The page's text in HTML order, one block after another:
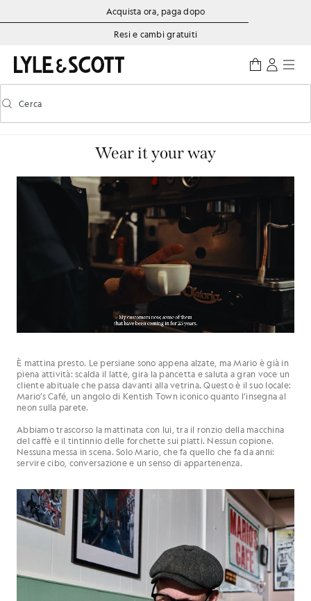
Vai al contenuto principale
Informazioni sull'accessibilitàAcquista ora, paga dopo
Resi e cambi gratuiti
Attiva/disattiva la ricerca predittiva
Cerca
Wear it your way
È mattina presto. Le persiane sono appena alzate, ma Mario è già in
piena attività: scalda il latte, gira la pancetta e saluta a gran voce un
cliente abituale che passa davanti alla vetrina. Questo è il suo locale:
Mario’s Café, un angolo di Kentish Town iconico quanto l’insegna al
neon sulla parete.
Abbiamo trascorso la mattinata con lui, tra il ronzio della macchina
del caffè e il tintinnio delle forchette sui piatti. Nessun copione.
Nessuna messa in scena. Solo Mario, che fa quello che fa da anni:
servire cibo, conversazione e un senso di appartenenza.